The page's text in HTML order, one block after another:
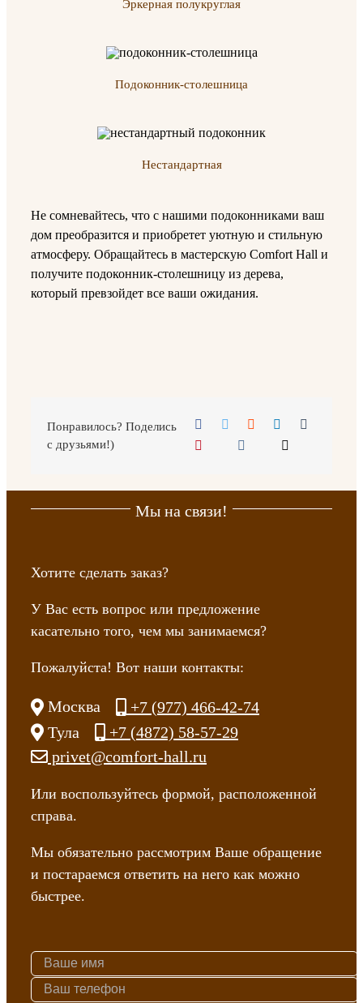
Эркерная полукруглая
Подоконник-столешница
Нестандартная
Не сомневайтесь, что с нашими подоконниками ваш
дом преобразится и приобретет уютную и стильную
атмосферу. Обращайтесь в мастерскую Comfort Hall и
получите подоконник-столешницу из дерева,
который превзойдет все ваши ожидания.
Понравилось? Поделись
с друзьями!)
Мы на связи!
Хотите сделать заказ?
У Вас есть вопрос или предложение
касательно того, чем мы занимаемся?
Пожалуйста! Вот наши контакты:
Москва
+7 (977) 466-42-74
Тула
+7 (4872) 58-57-29
privet@comfort-hall.ru
Или воспользуйтесь формой, расположенной
справа.
Мы обязательно рассмотрим Ваше обращение
и постараемся ответить на него как можно
быстрее.